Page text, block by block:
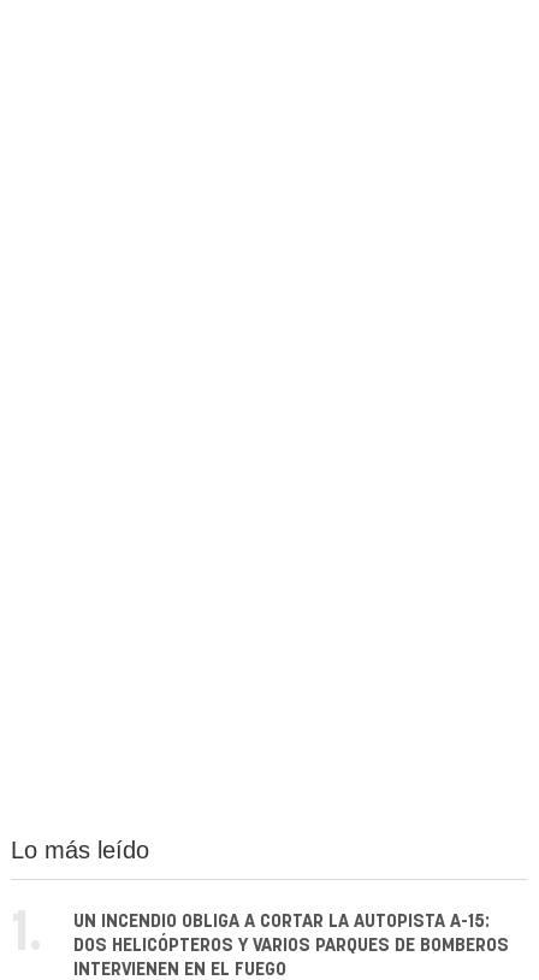
Lo más leído
1.
UN INCENDIO OBLIGA A CORTAR LA AUTOPISTA A-15:
DOS HELICÓPTEROS Y VARIOS PARQUES DE BOMBEROS
INTERVIENEN EN EL FUEGO